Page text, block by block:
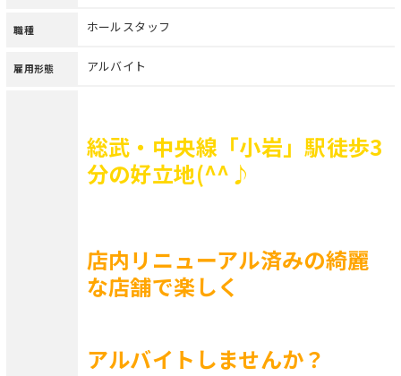
職種 ホールスタッフ
雇用形態 アルバイト
総武・中央線「小岩」駅徒歩3
分の好立地(^^♪
店内リニューアル済みの綺麗
な店舗で楽しく
アルバイトしませんか？